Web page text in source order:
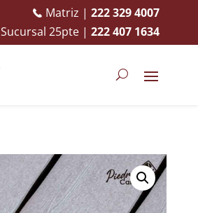
Matriz | 222 329 4007
Sucursal 25pte | 222 407 1634